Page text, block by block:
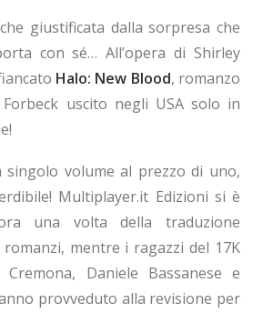
giustificata dalla sorpresa che
con sé… All’opera di Shirley
Halo: New Blood, romanzo
uscito negli USA solo in
volume al prezzo di uno,
Multiplayer.it Edizioni si è
una volta della traduzione
romanzi, mentre i ragazzi del 17K
Daniele Bassanese e
provveduto alla revisione per